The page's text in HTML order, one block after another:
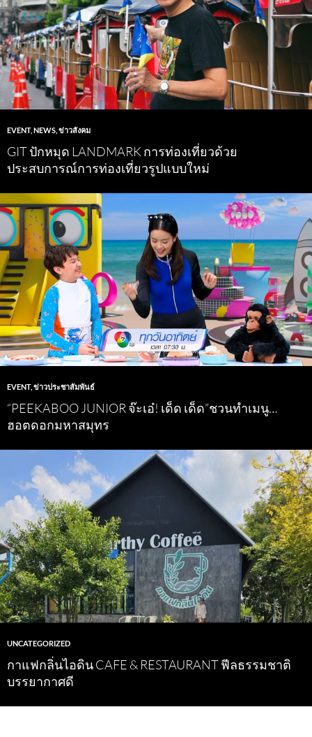
EVENT, NEWS ข่าวสังคม
GIT ปักหมุด LANDMARK การท่องเที่ยวด้วย
ประสบการณ์การท่องเที่ยวรูปแบบใหม่
EVENT, ข่าวประชาสัมพันธ์
“PEEKABOO JUNIOR จ๊ะเอ๋! เด็ด เด็ด”ชวนทำเมนู…
ฮอตดอกมหาสมุทร
UNCATEGORIZED
กาแฟกลิ่นไอดิน CAFE & RESTAURANT ฟีลธรรมชาติ
บรรยากาศดี